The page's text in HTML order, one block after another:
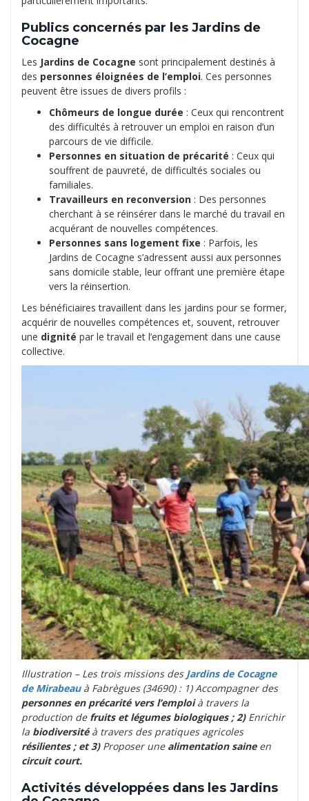
Publics concernés par les Jardins de
Cocagne
Les Jardins de Cocagne sont principalement destinés à
des personnes éloignées de l’emploi. Ces personnes
peuvent être issues de divers profils :
Chômeurs de longue durée : Ceux qui rencontrent
des difficultés à retrouver un emploi en raison d’un
parcours de vie difficile.
Personnes en situation de précarité : Ceux qui
souffrent de pauvreté, de difficultés sociales ou
familiales.
Travailleurs en reconversion : Des personnes
cherchant à se réinsérer dans le marché du travail en
acquérant de nouvelles compétences.
Personnes sans logement fixe : Parfois, les
Jardins de Cocagne s’adressent aussi aux personnes
sans domicile stable, leur offrant une première étape
vers la réinsertion.
Les bénéficiaires travaillent dans les jardins pour se former,
acquérir de nouvelles compétences et, souvent, retrouver
une dignité par le travail et l’engagement dans une cause
collective.
Illustration – Les trois missions des Jardins de Cocagne
de Mirabeauà Fabrègues (34690) : 1) Accompagner des
personnes en précarité vers l’emploià travers la
production de fruits et légumes biologiques ; 2)Enrichir
la biodiversitéà travers des pratiques agricoles
résilientes ; et 3)Proposer une alimentation saineen
circuit court.
Activités développées dans les Jardins